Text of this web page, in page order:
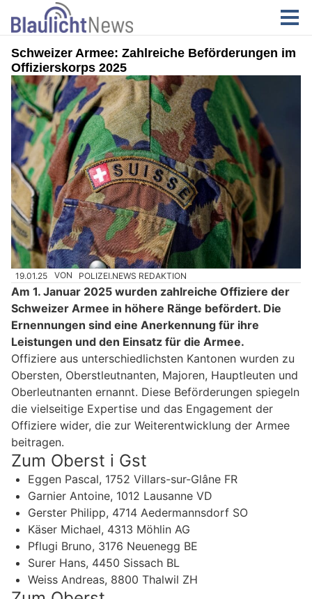
Schweizer Armee: Zahlreiche Beförderungen im
Offizierskorps 2025
19.01.25 VON POLIZEI.NEWS REDAKTION
Am 1. Januar 2025 wurden zahlreiche Offiziere der
Schweizer Armee in höhere Ränge befördert. Die
Ernennungen sind eine Anerkennung für ihre
Leistungen und den Einsatz für die Armee.
Offiziere aus unterschiedlichsten Kantonen wurden zu
Obersten, Oberstleutnanten, Majoren, Hauptleuten und
Oberleutnanten ernannt. Diese Beförderungen spiegeln
die vielseitige Expertise und das Engagement der
Offiziere wider, die zur Weiterentwicklung der Armee
beitragen.
Zum Oberst i Gst
Eggen Pascal, 1752 Villars-sur-Glâne FR
Garnier Antoine, 1012 Lausanne VD
Gerster Philipp, 4714 Aedermannsdorf SO
Käser Michael, 4313 Möhlin AG
Pflugi Bruno, 3176 Neuenegg BE
Surer Hans, 4450 Sissach BL
Weiss Andreas, 8800 Thalwil ZH